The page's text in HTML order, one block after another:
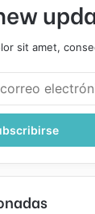
sit amet,